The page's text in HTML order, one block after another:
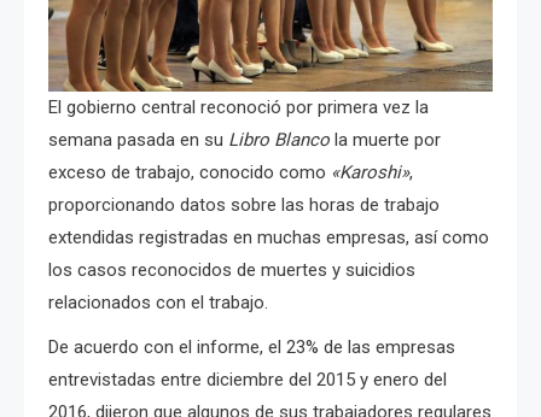
El gobierno central reconoció por primera vez la
semana pasada en su Libro Blanco la muerte por
exceso de trabajo, conocido como «Karoshi»,
proporcionando datos sobre las horas de trabajo
extendidas registradas en muchas empresas, así como
los casos reconocidos de muertes y suicidios
relacionados con el trabajo.
De acuerdo con el informe, el 23% de las empresas
entrevistadas entre diciembre del 2015 y enero del
2016, dijeron que algunos de sus trabajadores regulares